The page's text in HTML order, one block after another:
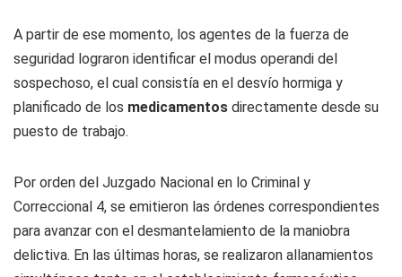
A partir de ese momento, los agentes de la fuerza de
seguridad lograron identificar el modus operandi del
sospechoso, el cual consistía en el desvío hormiga y
planificado de los medicamentos directamente desde su
puesto de trabajo.
Por orden del Juzgado Nacional en lo Criminal y
Correccional 4, se emitieron las órdenes correspondientes
para avanzar con el desmantelamiento de la maniobra
delictiva. En las últimas horas, se realizaron allanamientos